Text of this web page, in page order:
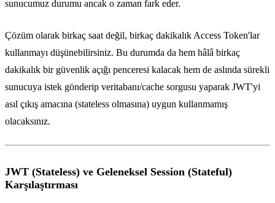
sunucumuz durumu ancak o zaman fark eder.
Çözüm olarak birkaç saat değil, birkaç dakikalık Access Token'lar
kullanmayı düşünebilirsiniz. Bu durumda da hem hâlâ birkaç
dakikalık bir güvenlik açığı penceresi kalacak hem de aslında sürekli
sunucuya istek gönderip veritabanı/cache sorgusu yaparak JWT'yi
asıl çıkış amacına (stateless olmasına) uygun kullanmamış
olacaksınız.
JWT (Stateless) ve Geleneksel Session (Stateful)
Karşılaştırması